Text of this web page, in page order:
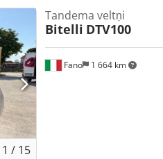
1 / 15
Fano 1 664 km
Tandema veltņi
Bitelli DTV100